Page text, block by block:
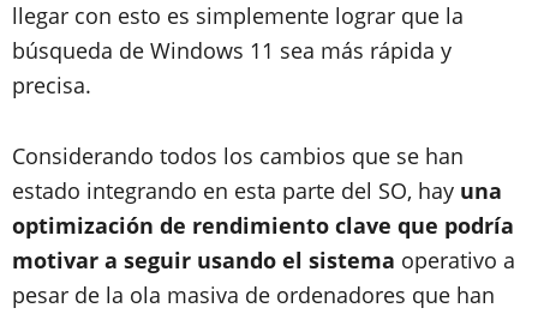
llegar con esto es simplemente lograr que la
búsqueda de Windows 11 sea más rápida y
precisa.
Considerando todos los cambios que se han
estado integrando en esta parte del SO, hay una
optimización de rendimiento clave que podría
motivar a seguir usando el sistema operativo a
pesar de la ola masiva de ordenadores que han